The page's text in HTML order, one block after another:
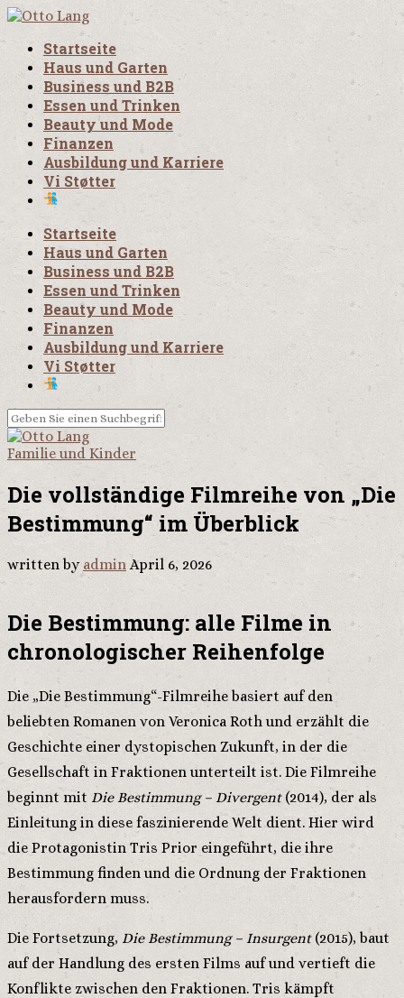
Startseite
Haus und Garten
Business und B2B
Essen und Trinken
Beauty und Mode
Finanzen
Ausbildung und Karriere
Vi Støtter
Startseite
Haus und Garten
Business und B2B
Essen und Trinken
Beauty und Mode
Finanzen
Ausbildung und Karriere
Vi Støtter
Familie und Kinder
Die vollständige Filmreihe von „Die
Bestimmung“ im Überblick
written by admin April 6, 2026
Die Bestimmung: alle Filme in
chronologischer Reihenfolge
Die „Die Bestimmung“-Filmreihe basiert auf den
beliebten Romanen von Veronica Roth und erzählt die
Geschichte einer dystopischen Zukunft, in der die
Gesellschaft in Fraktionen unterteilt ist. Die Filmreihe
beginnt mit Die Bestimmung – Divergent(2014), der als
Einleitung in diese faszinierende Welt dient. Hier wird
die Protagonistin Tris Prior eingeführt, die ihre
Bestimmung finden und die Ordnung der Fraktionen
herausfordern muss.
Die Fortsetzung, Die Bestimmung – Insurgent(2015), baut
auf der Handlung des ersten Films auf und vertieft die
Konflikte zwischen den Fraktionen. Tris kämpft